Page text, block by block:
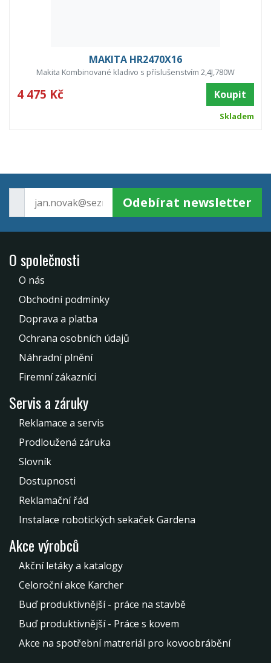
MAKITA HR2470X16
Makita Kombinované kladivo s příslušenstvím 2,4J,780W
4 475 Kč Koupit
Skladem
Odebírat newsletter
O společnosti
O nás
Obchodní podmínky
Doprava a platba
Ochrana osobních údajů
Náhradní plnění
Firemní zákazníci
Servis a záruky
Reklamace a servis
Prodloužená záruka
Slovník
Dostupnosti
Reklamační řád
Instalace robotických sekaček Gardena
Akce výrobců
Akční letáky a katalogy
Celoroční akce Karcher
Buď produktivnější - práce na stavbě
Buď produktivnější - Práce s kovem
Akce na spotřební matreriál pro kovoobrábění